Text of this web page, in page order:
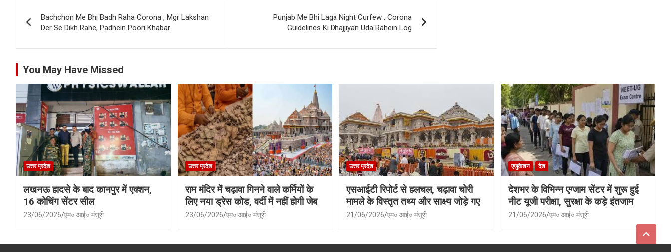
navigation
Bachchon Me Bhi Badh Raha Corona , Mgr Lakshan
Der Se Dikh Rahe, Padhein Poori Khabar
Punjab Me Bhi Laga Night Curfew , Corona
Guidelines Ki Dhajjiyan Uda Rahein Log
You May Have Missed
उत्तर प्रदेश
लखनऊ हादसे के बाद कानपुर में एक्शन,
16 कोचिंग सेंटर सील
23/06/2026 एम० आई० मंसूरी
उत्तर प्रदेश
राम मंदिर में चढ़ावा गिनने वाले कर्मियों के
लिए नया ड्रेस कोड, वर्दी में नहीं होगी जेब
23/06/2026 एम० आई० मंसूरी
उत्तर प्रदेश
एसआईटी रिपोर्ट से हलचल, चढ़ावा चोरी
मामले के विस्तृत तथ्य और साक्ष्य जोड़े गए
21/06/2026 एम० आई० मंसूरी
एजुकेशन देश
देशभर के विभिन्न एग्जाम सेंटर में शुरू हुई
नीट यूजी परीक्षा, सुरक्षा के कड़े इंतजाम
21/06/2026 एम० आई० मंसूरी